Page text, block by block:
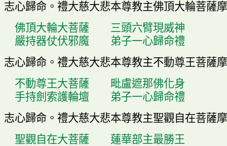
志心歸命。 禮大慈大悲本尊教主佛頂大輪菩薩
佛頂大輪大菩薩
三頭六臂現威神
嚴持器仗伏邪魔
弟子一心歸命禮
志心歸命。 禮大慈大悲本尊教主不動尊王菩薩
不動尊王大菩薩
毗盧遮那佛化身
手持劍索護輪壇
弟子一心歸命禮
志心歸命。 禮大慈大悲本尊教主聖觀自在菩薩
聖觀自在大菩薩
蓮華部主最勝王